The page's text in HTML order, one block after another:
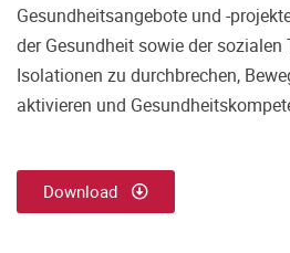
Gesundheitsangebote und -
der Gesundheit sowie der
Isolationen zu durchbrechen,
aktivieren und
Download